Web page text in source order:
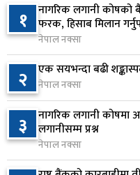
६
वीरगञ्जमा
रंगेहात पक्राउ
५ घण्टा अघि
७
जन्मसिद्ध
कार्यकारी आदेश
५ घण्टा अघि
राप्रपाको निर्णय:
१ नागरिक लगानी कोषको
फरक, हिसाब मिलान
नेपाल नक्सा
२ एक सयभन्दा बढी
नेपाल नक्सा
३ नागरिक लगानी कोषमा
लगानीसम्म प्रश्न
नेपाल नक्सा